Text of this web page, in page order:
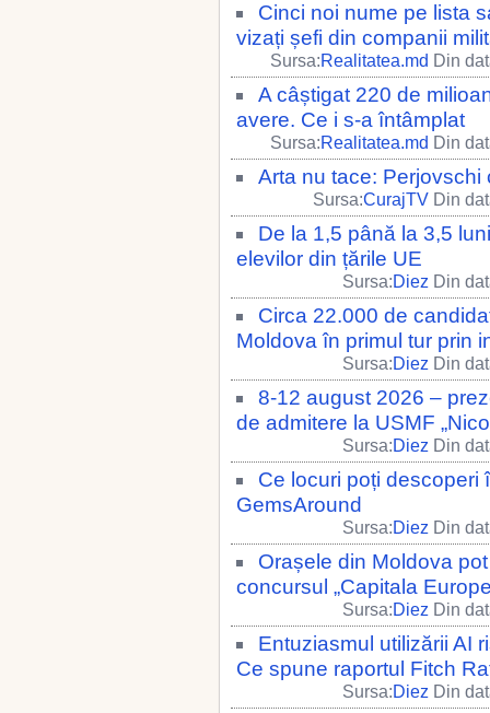
Cinci noi nume pe lista
vizați șefi din companii
Sursa:Realitatea.md Din
A câștigat 220 de
avere. Ce i s-a întâmplat
Sursa:Realitatea.md Din
Arta nu tace: Perjovschi
Sursa:CurajTV Din
De la 1,5 până la 3,5
elevilor din țările UE
Sursa:Diez Din
Circa 22.000 de
Moldova în primul tur prin
Sursa:Diez Din
8-12 august 2026 –
de admitere la USMF
Sursa:Diez Din
Ce locuri poți descoperi
GemsAround
Sursa:Diez Din
Orașele din Moldova
concursul „Capitala
Sursa:Diez Din
Entuziasmul utilizării AI
Ce spune raportul Fitch
Sursa:Diez Din